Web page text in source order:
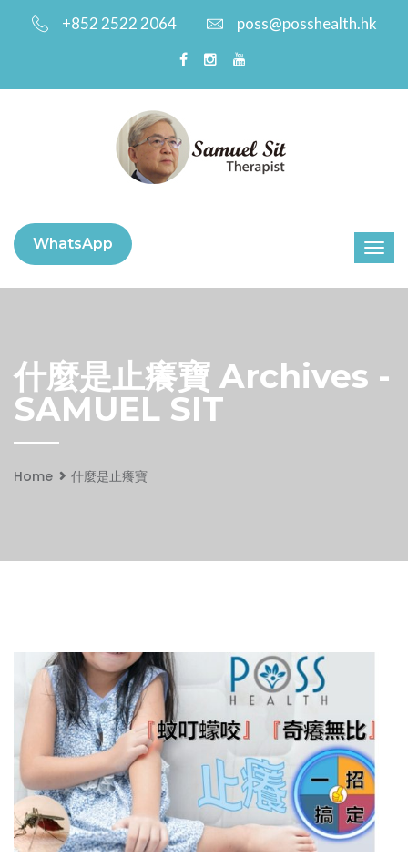
+852 2522 2064 poss@posshealth.hk
WhatsApp
什麼是止癢寶 Archives -
SAMUEL SIT
Home 什麼是止癢寶